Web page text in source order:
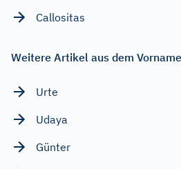
Callositas
Weitere Artikel aus dem
Urte
Udaya
Günter